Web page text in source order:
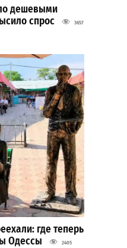
дешевыми
спрос
3657
где теперь
Одессы
2405